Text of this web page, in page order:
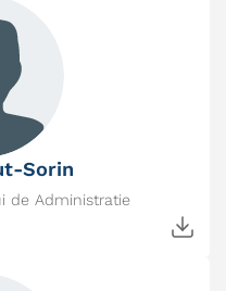
Sorin
de Administratie